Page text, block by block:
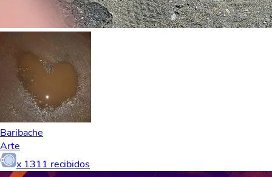
Baribache
Arte
x 1311 recibidos